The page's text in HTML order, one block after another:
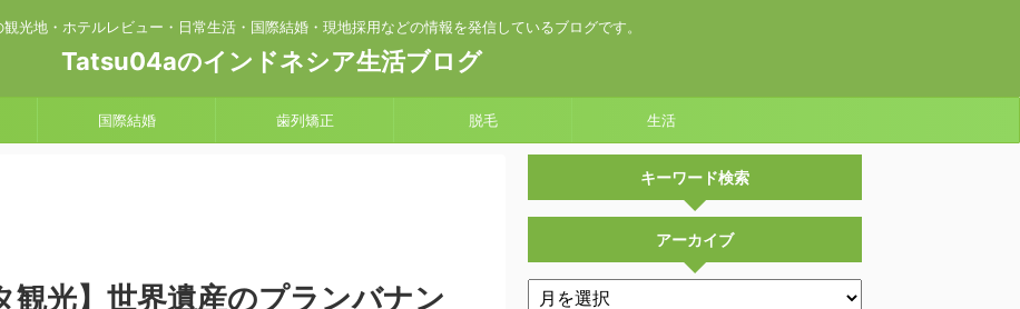
光地・ホテルレビュー・日常生活・国際結婚・現地採用などの情報を発信しているブログです。
Tatsu04aのインドネシア生活ブログ
国際結婚 歯列矯正 脱毛 生活
観光】世界遺産のプランバナン
キーワード検索
アーカイブ